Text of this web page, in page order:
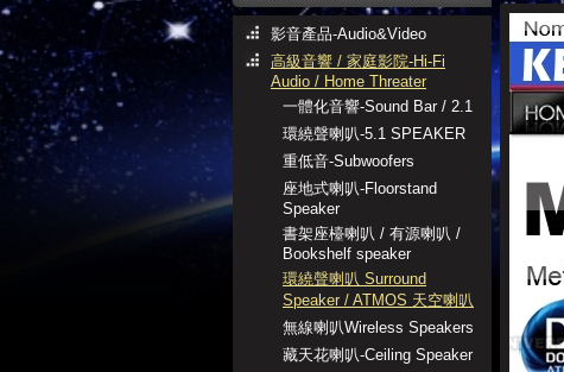
影音產品-Audio&Video
高級音響 / 家庭影院-Hi-Fi
Audio / Home Threater
一體化音響-Sound Bar / 2.1
環繞聲喇叭-5.1 SPEAKER
重低音-Subwoofers
座地式喇叭-Floorstand
Speaker
書架座檯喇叭 / 有源喇叭 /
Bookshelf speaker
環繞聲喇叭 Surround
Speaker / ATMOS 天空喇叭
無線喇叭Wireless Speakers
藏天花喇叭-Ceiling Speaker